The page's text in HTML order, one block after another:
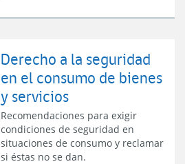
Derecho a la seguridad
en el consumo de bienes
y servicios
Recomendaciones para exigir
condiciones de seguridad en
situaciones de consumo y reclamar
si éstas no se dan.